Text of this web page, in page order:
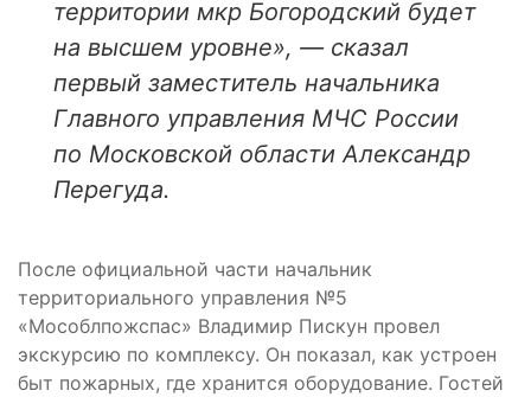
территории мкр Богородский будет
на высшем уровне», — сказал
первый заместитель начальника
Главного управления МЧС России
по Московской области Александр
Перегуда.
После официальной части начальник
территориального управления №5
«Мособлпожспас» Владимир Пискун провел
экскурсию по комплексу. Он показал, как устроен
быт пожарных, где хранится оборудование. Гостей